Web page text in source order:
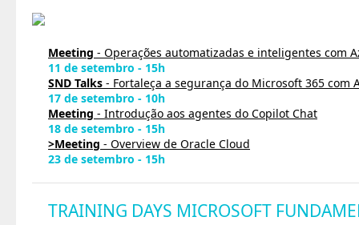
Meeting - Operações automatizadas e inteligentes com
11 de setembro - 15h
SND Talks - Fortaleça a segurança do Microsoft 365 com
17 de setembro - 10h
Meeting - Introdução aos agentes do Copilot Chat
18 de setembro - 15h
>Meeting - Overview de Oracle Cloud
23 de setembro - 15h
TRAINING DAYS MICROSOFT